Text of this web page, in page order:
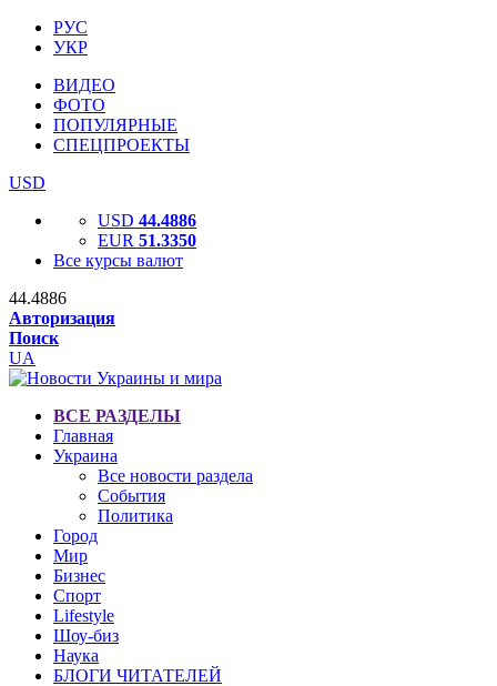
РУС
УКР
ВИДЕО
ФОТО
ПОПУЛЯРНЫЕ
СПЕЦПРОЕКТЫ
USD
USD 44.4886
EUR 51.3350
Все курсы валют
44.4886
Авторизация
Поиск
UA
ВСЕ РАЗДЕЛЫ
Главная
Украина
Все новости раздела
События
Политика
Город
Мир
Бизнес
Спорт
Lifestyle
Шоу-биз
Наука
БЛОГИ ЧИТАТЕЛЕЙ